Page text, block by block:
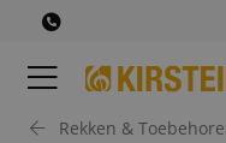
Rekken &